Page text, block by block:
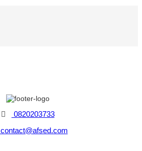
0820203733
contact@afsed.com